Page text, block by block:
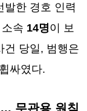
발한 경호 인력
소속 14명이 보
건 당일, 범행은
싸였다.
무관용 원칙